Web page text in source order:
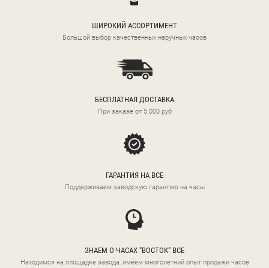
ШИРОКИЙ АССОРТИМЕНТ
Большой выбор качественных наручных часов
БЕСПЛАТНАЯ ДОСТАВКА
При заказе от 5 000 руб
ГАРАНТИЯ НА ВСЕ
Поддерживаем заводскую гарантию на часы
ЗНАЕМ О ЧАСАХ "ВОСТОК" ВСЕ
Находимся на площадке завода, имеем многолетний опыт продажи часов